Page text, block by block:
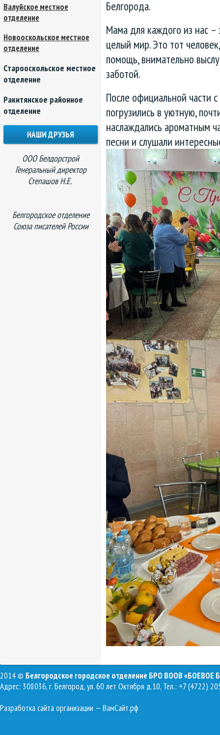
Белгорода.
Мама для каждого из нас –
целый мир. Это тот
помощь, внимательно
заботой.
После официальной части
погрузились в уютную,
наслаждались ароматным
песни и слушали
Валуйское местное
отделение
Новооскольское местное
отделение
Старооскольское местное
отделение
Ракитянское районное
отделение
НАШИ ДРУЗЬЯ
ООО Белдорстрой
Генеральный директор
Степашов Н.Е.
Белгородское отделение
Союза писателей России
2014 © Белгородское городское отделение БРО ВООВ «БОЕВОЕ
Адрес: 308036, г. Белгород, ул. 60 лет Октября д.10, Тел.: +7 (4722)
Разработка сайта организации — ВамСайт.рф